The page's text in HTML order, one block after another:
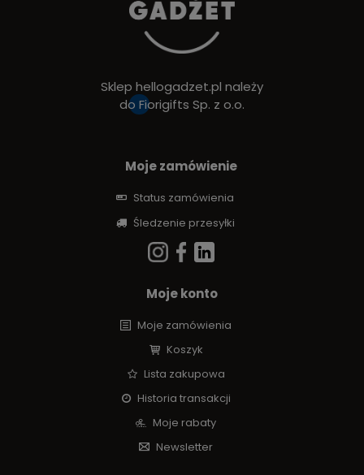
Sklep hellogadzet.pl należy
do Fiorigifts Sp. z o.o.
Moje zamówienie
Status zamówienia
Śledzenie przesyłki
Moje konto
Moje zamówienia
Koszyk
Lista zakupowa
Historia transakcji
Moje rabaty
Newsletter